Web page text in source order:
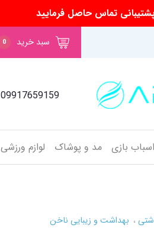
تماس حاصل فرمایید
سبد خرید 0
09917659159
اسباب بازی مد و پوشاک لوازم ورزشی
بهداشت و زیبایی ناخن